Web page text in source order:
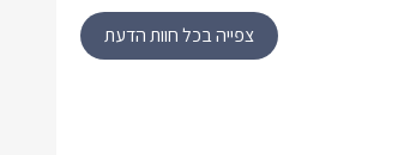
צפייה בכל חוות הדעת